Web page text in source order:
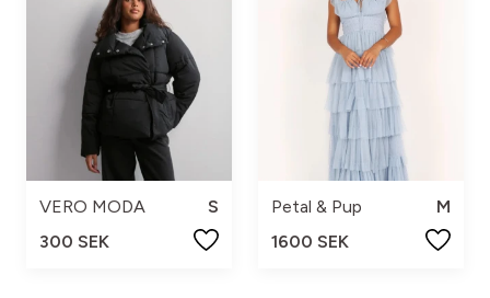
VERO MODA
S
300 SEK
Petal & Pup
M
1600 SEK